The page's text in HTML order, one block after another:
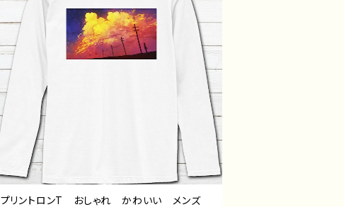
プリントロンT おしゃれ かわいい メンズ